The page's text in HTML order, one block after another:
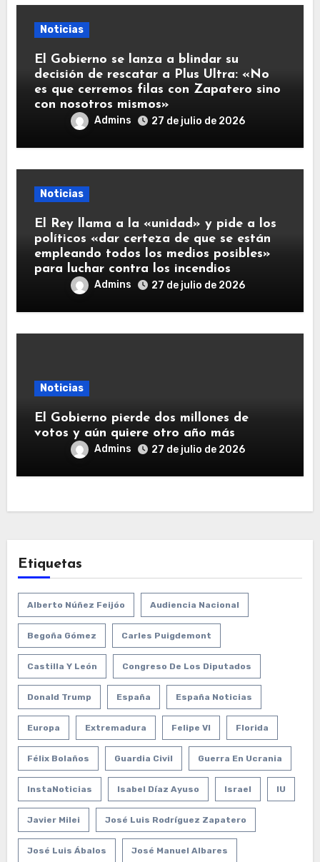
Noticias
El Gobierno se lanza a blindar su
decisión de rescatar a Plus Ultra: «No
es que cerremos filas con Zapatero sino
con nosotros mismos»
Admins 27 de julio de 2026
Noticias
El Rey llama a la «unidad» y pide a los
políticos «dar certeza de que se están
empleando todos los medios posibles»
para luchar contra los incendios
Admins 27 de julio de 2026
Noticias
El Gobierno pierde dos millones de
votos y aún quiere otro año más
Admins 27 de julio de 2026
Etiquetas
Alberto Núñez Feijóo Audiencia Nacional
Begoña Gómez Carles Puigdemont
Castilla Y León Congreso De Los Diputados
Donald Trump España España Noticias
Europa Extremadura Felipe VI Florida
Félix Bolaños Guardia Civil Guerra En Ucrania
InstaNoticias Isabel Díaz Ayuso Israel IU
Javier Milei José Luis Rodríguez Zapatero
José Luis Ábalos José Manuel Albares